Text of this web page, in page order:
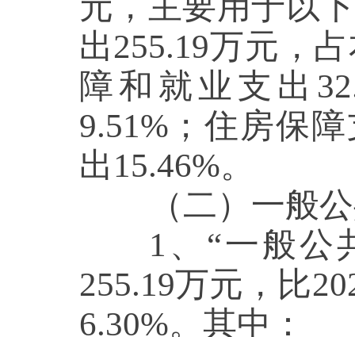
出255.19万元，
障和就业支出
9.51%；住房保
出15.46%。
（二）一般公
1、“一般公共
255.19万元，比
6.30%。其中：